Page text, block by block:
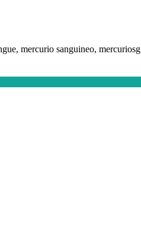
mercurio sanguineo, mercuriosg